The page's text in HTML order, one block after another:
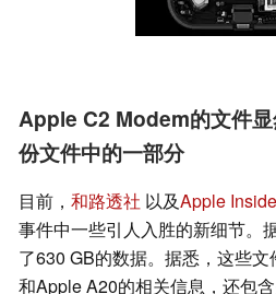
Apple C2 Modem的文件
份文件中的一部分
目前， 和路透社 以及Apple
事件中一些引人入胜的新细节。
了630 GB的数据。据悉，这些
和Apple A20的相关信息，还包